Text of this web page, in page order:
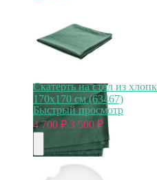
Скатерть на стол из
170х170 см (63467)
Быстрый просмотр
4 700 ₽ 3 500 ₽